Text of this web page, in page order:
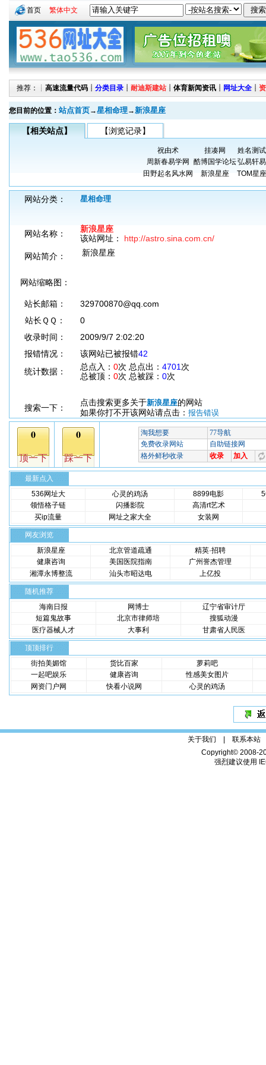
首页 繁体中文
推荐：┊ 高速流量代码 ┊ 分类目录 ┊ 耐迪斯建站 ┊ 体育新闻资讯 ┊ 网址大全 ┊
您目前的位置： 站点首页→星相命理→新浪星座
【相关站点】 【浏览记录】
祝由术 挂凑网
姓名测
周新春易学网
酷博国学论坛弘易轩
田野起名风水网
新浪星座 TOM星
网站分类： 星相命理
网站名称：
新浪星座
该站网址： http://astro.sina.com.cn/
网站简介：
新浪星座
网站缩略图：
站长邮箱：
329700870@qq.com
站长ＱＱ：
0
收录时间：
2009/9/7 2:02:20
报错情况：
该网站已被报错42
统计数据：
总点入： 0次 总点出： 4701 次
总被顶： 0次 总被踩： 0次
搜索一下：
点击搜索更多关于新浪星座的网站
如果你打不开该网站请点击： 报告错误
最新点入
536网址大
心灵的鸡汤 8899电影
领悟格子链
闪播影院
高清rt艺术
买ip流量
网址之家大全 女装网
网友浏览
新浪星座
北京管道疏通
精英·招聘
健康咨询
美国医院指南
广州誉杰管理
湘潭永博整流
汕头市昭达电 上亿投
随机推荐
海南日报
网博士
辽宁省审计厅
短篇鬼故事
北京市律师培
搜狐动漫
医疗器械人才
大事利 甘肃省人民医
顶顶排行
街拍美媚馆
货比百家
萝莉吧
一起吧娱乐
健康咨询
性感美女图片
网资门户网
快看小说网 心灵的鸡汤
关于我们 | 联系本站
Copyright© 2008-
强烈建议使用